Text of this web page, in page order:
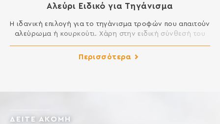
Αλεύρι Ειδικό για Τηγάνισμα
Η ιδανική επιλογή για το τηγάνισμα τροφών που απαιτούν
αλεύρωμα ή κουρκούτι. Χάρη στην ειδική σύνθεσή του
τραγανή κρούστα, η οποία δεν επιτρέπει στο λάδι να
Περισσότερα
ΔΕΙΤΕ ΑΚΟΜΗ